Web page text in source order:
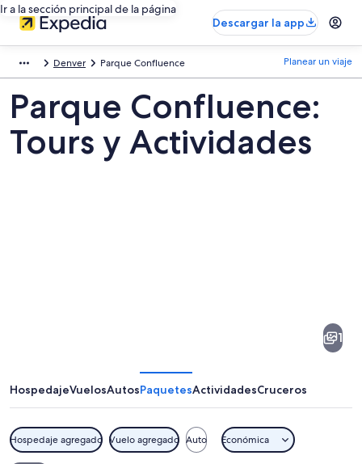
Ir a la sección principal de la página
Descargar la app
Denver Parque Confluence Planear un viaje
Parque Confluence:
Tours y Actividades
1
HospedajeVuelosAutosPaquetesActividadesCruceros
Hospedaje agregado Vuelo agregado Auto Económica